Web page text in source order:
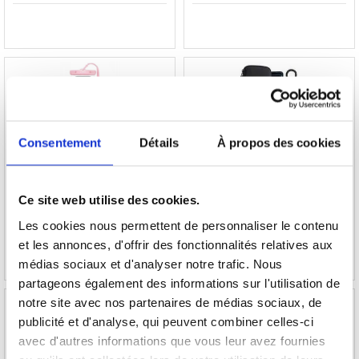
Consentement Détails À propos des cookies
Ce site web utilise des cookies.
Les cookies nous permettent de personnaliser le contenu
et les annonces, d'offrir des fonctionnalités relatives aux
médias sociaux et d'analyser notre trafic. Nous
partageons également des informations sur l'utilisation de
notre site avec nos partenaires de médias sociaux, de
publicité et d'analyse, qui peuvent combiner celles-ci
avec d'autres informations que vous leur avez fournies
Rose
8,90 EUR
RÉFÉRENCE:
téléphone portable - 6"-7.2" - Noir
RÉFÉRENCE: 3014855